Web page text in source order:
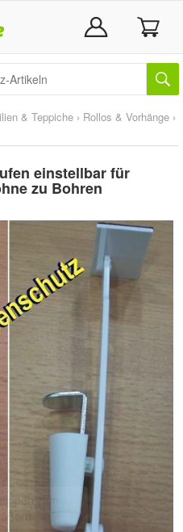
& Teppiche › Rollos & Vorhänge ›
einstellbar für
zu Bohren
zum